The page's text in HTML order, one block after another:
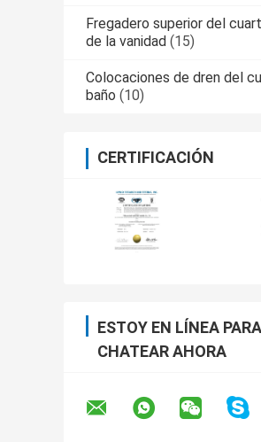
Fregadero superior del
de la vanidad (15)
Colocaciones de dren del
baño (10)
CERTIFICACIÓN
ESTOY EN LÍNEA PARA
CHATEAR AHORA